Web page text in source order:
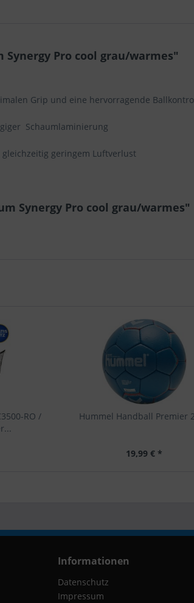
Pro cool grau/warmes"
Grip und eine hervorragende
Schaumlaminierung
geringem Luftverlust
Synergy Pro cool grau/warmes"
RO /
Hummel Handball Premier
19,99 € *
Informationen
Datenschutz
Impressum